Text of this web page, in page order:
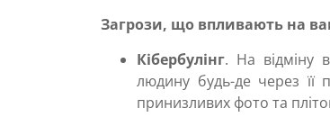
Загрози, що впливають на
Кібербулінг. На відміну
людину будь-де через її
принизливих фото та